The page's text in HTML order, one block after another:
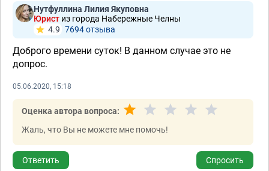
Нутфуллина Лилия Якуповна
Юрист из города Набережные Челны
4.9 7694 отзывa
Доброго времени суток! В данном случае это не
допрос.
05.06.2020, 15:18
Оценка автора вопроса:
Жаль, что Вы не можете мне помочь!
Ответить Спросить